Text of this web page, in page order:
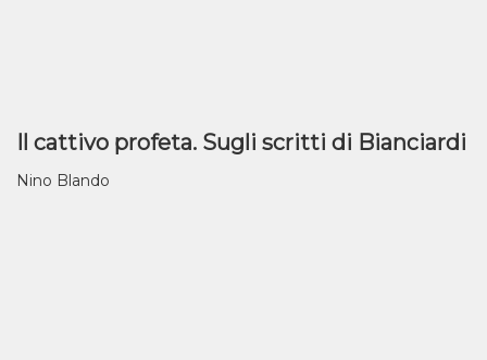
Il cattivo profeta. Sugli scritti di Bianciardi
Nino Blando